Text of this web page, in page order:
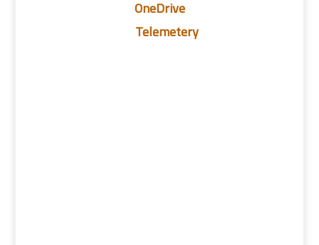
OneDrive
Telemetery